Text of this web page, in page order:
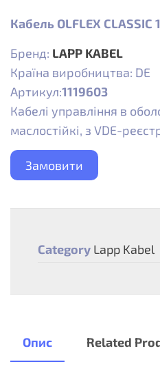
Кабель OLFLEX CLASSIC
Бренд: LAPP KABEL
Країна виробництва: DE
Артикул:1119603
Кабелі управління в
маслостійкі, з VDE-
Замовити
Category Lapp Kabel
Опис Related